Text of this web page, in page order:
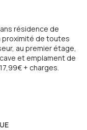
résidence de
proximité de toutes
au premier étage,
et emplament de
+ charges.